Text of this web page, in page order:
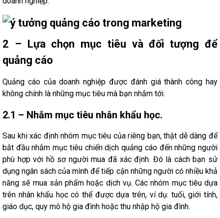
2 – Lựa chọn mục tiêu và đối tượng để
quảng cáo
Quảng cáo của doanh nghiệp được đánh giá thành công hay
không chính là những mục tiêu mà bạn nhắm tới.
2.1 – Nhắm mục tiêu nhân khẩu học.
Sau khi xác định nhóm mục tiêu của riêng bạn, thật dễ dàng để
bắt đầu nhắm mục tiêu chiến dịch quảng cáo đến những người
phù hợp với hồ sơ người mua đã xác định. Đó là cách bạn sử
dụng ngân sách của mình để tiếp cận những người có nhiều khả
năng sẽ mua sản phẩm hoặc dịch vụ. Các nhóm mục tiêu dựa
trên nhân khẩu học có thể được dựa trên, ví dụ: tuổi, giới tính,
giáo dục, quy mô hộ gia đình hoặc thu nhập hộ gia đình.